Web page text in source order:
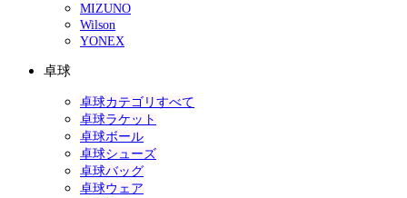
MIZUNO
Wilson
YONEX
卓球
卓球カテゴリすべて
卓球ラケット
卓球ボール
卓球シューズ
卓球バッグ
卓球ウェア